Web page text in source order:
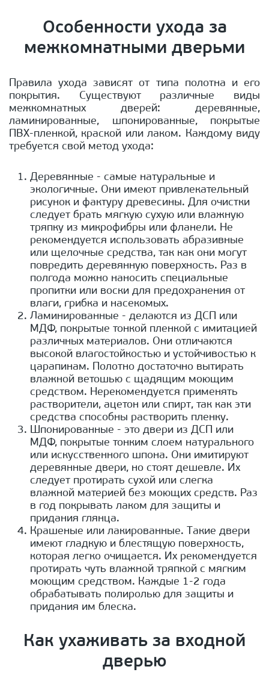
Особенности ухода за
межкомнатными дверьми
Правила ухода зависят от типа полотна и его
покрытия. Существуют различные виды
межкомнатных дверей: деревянные,
ламинированные, шпонированные, покрытые
ПВХ-пленкой, краской или лаком. Каждому виду
требуется свой метод ухода:
Деревянные - самые натуральные и
экологичные. Они имеют привлекательный
рисунок и фактуру древесины. Для очистки
следует брать мягкую сухую или влажную
тряпку из микрофибры или фланели. Не
рекомендуется использовать абразивные
или щелочные средства, так как они могут
повредить деревянную поверхность. Раз в
полгода можно наносить специальные
пропитки или воски для предохранения от
влаги, грибка и насекомых.
Ламинированные - делаются из ДСП или
МДФ, покрытые тонкой пленкой с имитацией
различных материалов. Они отличаются
высокой влагостойкостью и устойчивостью к
царапинам. Полотно достаточно вытирать
влажной ветошью с щадящим моющим
средством. Нерекомендуется применять
растворители, ацетон или спирт, так как эти
средства способны растворить пленку.
Шпонированные - это двери из ДСП или
МДФ, покрытые тонким слоем натурального
или искусственного шпона. Они имитируют
деревянные двери, но стоят дешевле. Их
следует протирать сухой или слегка
влажной материей без моющих средств. Раз
в год покрывать лаком для защиты и
придания глянца.
Крашеные или лакированные. Такие двери
имеют гладкую и блестящую поверхность,
которая легко очищается. Их рекомендуется
протирать чуть влажной тряпкой с мягким
моющим средством. Каждые 1-2 года
обрабатывать полиролью для защиты и
придания им блеска.
Как ухаживать за входной
дверью